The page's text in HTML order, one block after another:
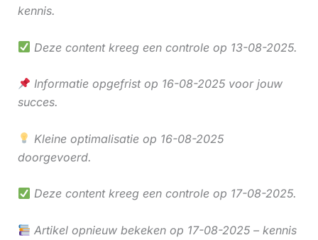
kennis.
Deze content kreeg een controle op 13-08-2025.
Informatie opgefrist op 16-08-2025 voor jouw
succes.
Kleine optimalisatie op 16-08-2025
doorgevoerd.
Deze content kreeg een controle op 17-08-2025.
Artikel opnieuw bekeken op 17-08-2025 – kennis